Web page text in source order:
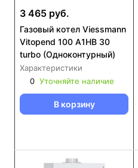
3 465 руб.
Газовый котел Viessmann
Vitopend 100 A1HB 30
turbo (Одноконтурный)
Характеристики
0 Уточняйте наличие
В корзину